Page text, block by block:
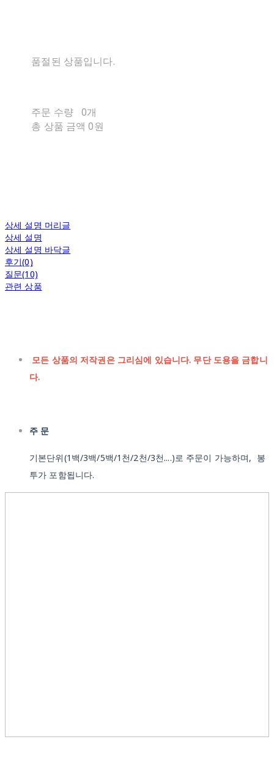
품절된 상품입니다.
주문 수량 0개
총 상품 금액 0원
상세 설명 머리글
상세 설명
상세 설명 바닥글
후기(0)
질문(10)
관련 상품
모든 상품의 저작권은 그리심에 있습니다. 무단 도용을 금합니
다.
주 문
기본단위(1백/3백/5백/1천/2천/3천....)로 주문이 가능하며, 봉
투가 포함됩니다.